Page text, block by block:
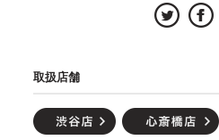
取扱店舗